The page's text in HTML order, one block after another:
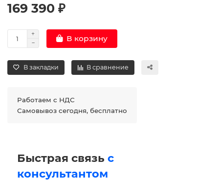
169 390 ₽
В корзину
В закладки В сравнение
Работаем с НДС
Самовывоз сегодня, бесплатно
Быстрая связь с
консультантом